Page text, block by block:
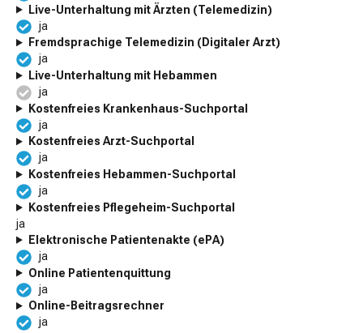
Live-Unterhaltung mit Ärzten (Telemedizin)
ja
Fremdsprachige Telemedizin (Digitaler Arzt)
ja
Live-Unterhaltung mit Hebammen
ja
Kostenfreies Krankenhaus-Suchportal
ja
Kostenfreies Arzt-Suchportal
ja
Kostenfreies Hebammen-Suchportal
ja
Kostenfreies Pflegeheim-Suchportal
ja
Elektronische Patientenakte (ePA)
ja
Online Patientenquittung
ja
Online-Beitragsrechner
ja